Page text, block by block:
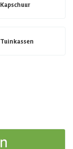
Kapschuur
Tuinkassen